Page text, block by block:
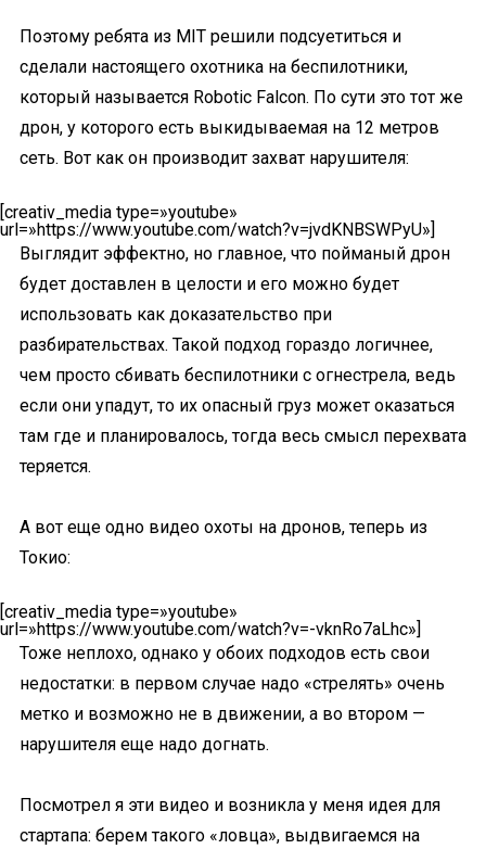
Поэтому ребята из MIT решили подсуетиться и
сделали настоящего охотника на беспилотники,
который называется Robotic Falcon. По сути это тот же
дрон, у которого есть выкидываемая на 12 метров
сеть. Вот как он производит захват нарушителя:
[creativ_media type=»youtube»
url=»https://www.youtube.com/watch?v=jvdKNBSWPyU»]
Выглядит эффектно, но главное, что пойманый дрон
будет доставлен в целости и его можно будет
использовать как доказательство при
разбирательствах. Такой подход гораздо логичнее,
чем просто сбивать беспилотники с огнестрела, ведь
если они упадут, то их опасный груз может оказаться
там где и планировалось, тогда весь смысл перехвата
теряется.
А вот еще одно видео охоты на дронов, теперь из
Токио:
[creativ_media type=»youtube»
url=»https://www.youtube.com/watch?v=-vknRo7aLhc»]
Тоже неплохо, однако у обоих подходов есть свои
недостатки: в первом случае надо «стрелять» очень
метко и возможно не в движении, а во втором —
нарушителя еще надо догнать.
Посмотрел я эти видео и возникла у меня идея для
стартапа: берем такого «ловца», выдвигаемся на